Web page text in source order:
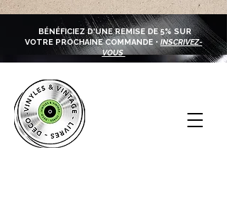
BÉNÉFICIEZ D'UNE REMISE DE 5% SUR
VOTRE PROCHAINE COMMANDE • INSCRIVEZ-
VOUS